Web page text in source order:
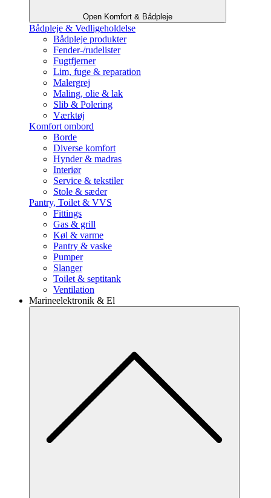
Open Komfort & Bådpleje
Bådpleje & Vedligeholdelse
Bådpleje produkter
Fender-/rudelister
Fugtfjerner
Lim, fuge & reparation
Malergrej
Maling, olie & lak
Slib & Polering
Værktøj
Komfort ombord
Borde
Diverse komfort
Hynder & madras
Interiør
Service & tekstiler
Stole & sæder
Pantry, Toilet & VVS
Fittings
Gas & grill
Køl & varme
Pantry & vaske
Pumper
Slanger
Toilet & septitank
Ventilation
Marineelektronik & El